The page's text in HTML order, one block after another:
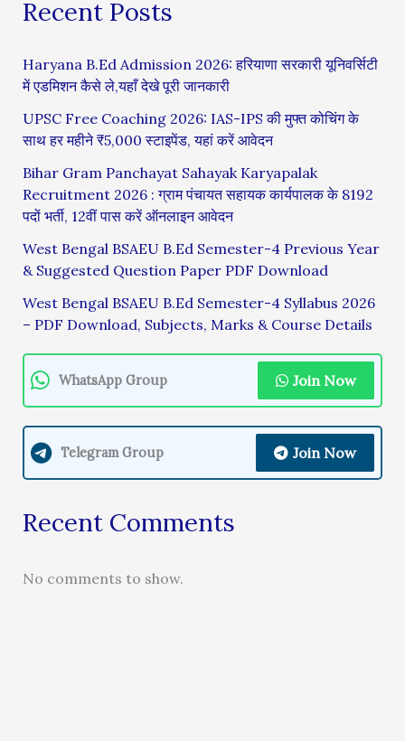
Recent Posts
Haryana B.Ed Admission 2026: हरियाणा सरकारी यूनिवर्सिटी
में एडमिशन कैसे ले,यहाँ देखे पूरी जानकारी
UPSC Free Coaching 2026: IAS-IPS की मुफ्त कोचिंग के
साथ हर महीने ₹5,000 स्टाइपेंड, यहां करें आवेदन
Bihar Gram Panchayat Sahayak Karyapalak
Recruitment 2026 : ग्राम पंचायत सहायक कार्यपालक के 8192
पदों भर्ती, 12वीं पास करें ऑनलाइन आवेदन
West Bengal BSAEU B.Ed Semester-4 Previous Year
& Suggested Question Paper PDF Download
West Bengal BSAEU B.Ed Semester-4 Syllabus 2026
– PDF Download, Subjects, Marks & Course Details
WhatsApp Group Join Now
Telegram Group Join Now
Recent Comments
No comments to show.